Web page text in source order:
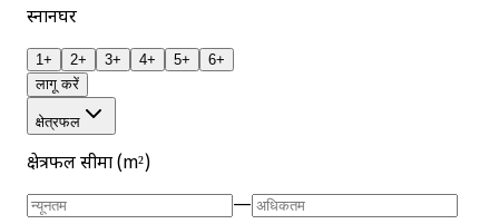
स्नानघर
1+ 2+ 3+ 4+ 5+
6+
लागू करें
क्षेत्रफल
क्षेत्रफल सीमा (m²)
—